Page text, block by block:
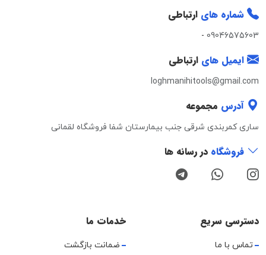
شماره های ارتباطی
09046575603
-
ایمیل های ارتباطی
loghmanihitools@gmail.com
آدرس مجموعه
ساری کمربندی شرقی جنب بیمارستان شفا فروشگاه لقمانی
فروشگاه در رسانه ها
دسترسی سریع
تماس با ما
خدمات ما
ضمانت بازگشت